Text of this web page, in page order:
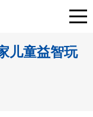
儿童益智玩